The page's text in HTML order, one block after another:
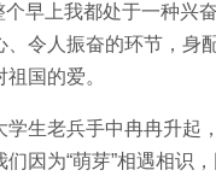
个早上我都处于一种
令人振奋的环节，身
国的爱。
老兵手中冉冉升起
因为“萌芽”相遇相识